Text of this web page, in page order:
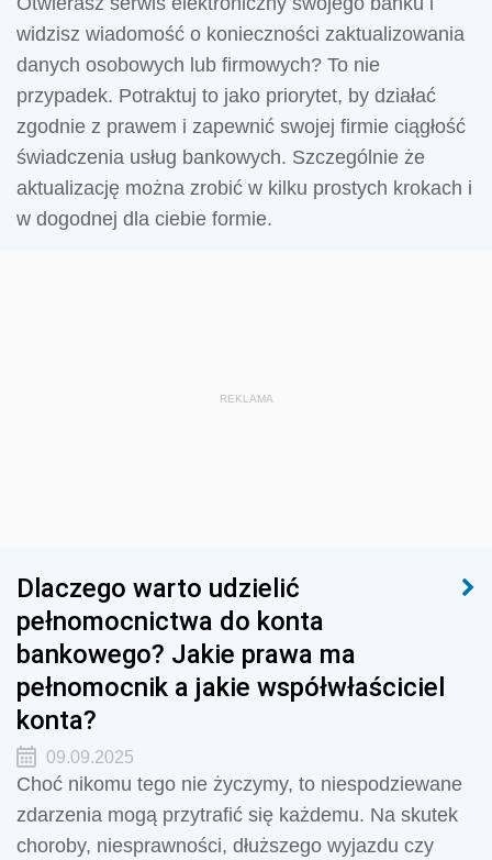
widzisz wiadomość o konieczności zaktualizowania
danych osobowych lub firmowych? To nie
przypadek. Potraktuj to jako priorytet, by działać
zgodnie z prawem i zapewnić swojej firmie ciągłość
świadczenia usług bankowych. Szczególnie że
aktualizację można zrobić w kilku prostych krokach i
w dogodnej dla ciebie formie.
REKLAMA
Dlaczego warto udzielić
pełnomocnictwa do konta
bankowego? Jakie prawa ma
pełnomocnik a jakie współwłaściciel
konta?
09.09.2025
Choć nikomu tego nie życzymy, to niespodziewane
zdarzenia mogą przytrafić się każdemu. Na skutek
choroby, niesprawności, dłuższego wyjazdu czy